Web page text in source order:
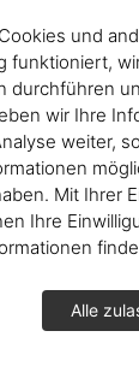
und
funktioniert,
durchführen
wir Ihre
weiter,
Mit Ihrer
Ihre
Alle